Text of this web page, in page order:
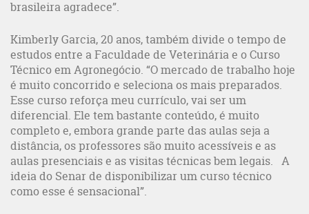
brasileira agradece”.
Kimberly Garcia, 20 anos, também divide o tempo de
estudos entre a Faculdade de Veterinária e o Curso
Técnico em Agronegócio. “O mercado de trabalho hoje
é muito concorrido e seleciona os mais preparados.
Esse curso reforça meu currículo, vai ser um
diferencial. Ele tem bastante conteúdo, é muito
completo e, embora grande parte das aulas seja a
distância, os professores são muito acessíveis e as
aulas presenciais e as visitas técnicas bem legais. A
ideia do Senar de disponibilizar um curso técnico
como esse é sensacional”.